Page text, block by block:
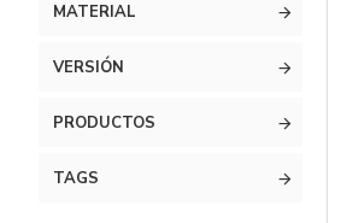
MATERIAL
VERSIÓN
PRODUCTOS
#26 145cm-155cm
#28 155cm-165cm
TAGS